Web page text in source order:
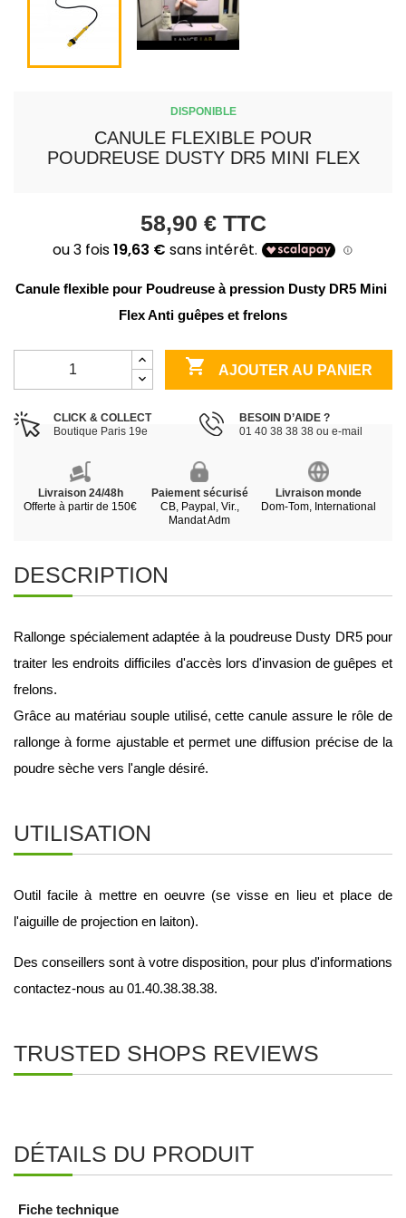
DISPONIBLE
CANULE FLEXIBLE POUR
POUDREUSE DUSTY DR5 MINI FLEX
58,90 € TTC
Canule flexible pour Poudreuse à pression Dusty DR5 Mini
Flex Anti guêpes et frelons
 AJOUTER AU PANIER
CLICK & COLLECT
Boutique Paris 19e
BESOIN D’AIDE ?
01 40 38 38 38 ou e-mail
Livraison 24/48h
Offerte à partir de 150€
Paiement sécurisé
CB, Paypal, Vir.,
Mandat Adm
Livraison monde
Dom-Tom, International
DESCRIPTION
Rallonge spécialement adaptée à la poudreuse Dusty DR5 pour
traiter les endroits difficiles d'accès lors d'invasion de guêpes et
frelons.
Grâce au matériau souple utilisé, cette canule assure le rôle de
rallonge à forme ajustable et permet une diffusion précise de la
poudre sèche vers l'angle désiré.
UTILISATION
Outil facile à mettre en oeuvre (se visse en lieu et place de
l'aiguille de projection en laiton).
Des conseillers sont à votre disposition, pour plus d'informations
contactez-nous au 01.40.38.38.38.
TRUSTED SHOPS REVIEWS
DÉTAILS DU PRODUIT
Fiche technique